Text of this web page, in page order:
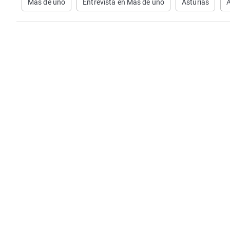
Más de uno Entrevista en Más de uno Asturias